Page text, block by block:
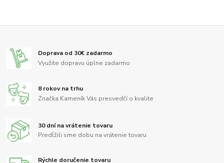
Doprava od 30€ zadarmo
Využite dopravu úplne zadarmo
8 rokov na trhu
Značka Kameník Vás presvedčí o kvalite
30 dní na vrátenie tovaru
Predĺžili sme dobu na vrátenie tovaru
Rýchle doručenie tovaru